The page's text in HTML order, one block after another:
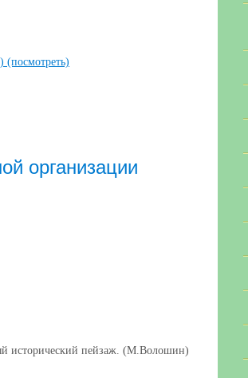
(посмотреть)
организации
исторический пейзаж. (М.Волошин)